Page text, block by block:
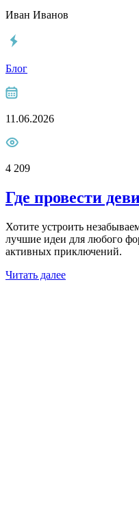
Иван Иванов
Блог
11.06.2026
4 209
Где провести
Хотите устроить
лучшие идеи для любого
активных приключений.
Читать далее